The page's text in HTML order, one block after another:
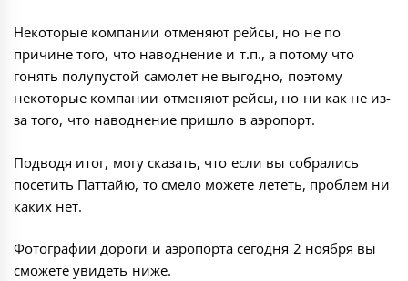
Некоторые компании отменяют рейсы, но не по
причине того, что наводнение и т.п., а потому что
гонять полупустой самолет не выгодно, поэтому
некоторые компании отменяют рейсы, но ни как не из-
за того, что наводнение пришло в аэропорт.
Подводя итог, могу сказать, что если вы собрались
посетить Паттайю, то смело можете лететь, проблем ни
каких нет.
Фотографии дороги и аэропорта сегодня 2 ноября вы
сможете увидеть ниже.